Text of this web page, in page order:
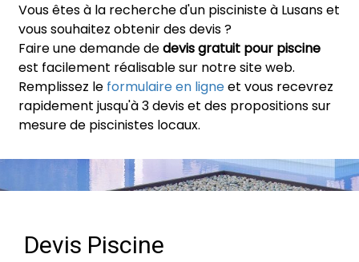
Vous êtes à la recherche d'un pisciniste à Lusans et
vous souhaitez obtenir des devis ?
Faire une demande dedevis gratuit pour piscine
est facilement réalisable sur notre site web.
Remplissez le formulaire en ligneet vous recevrez
rapidement jusqu'à 3 devis et des propositions sur
mesure de piscinistes locaux.
Devis Piscine